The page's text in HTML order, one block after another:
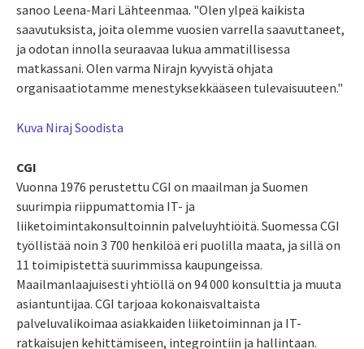
sanoo Leena-Mari Lähteenmaa. "Olen ylpeä kaikista
saavutuksista, joita olemme vuosien varrella saavuttaneet,
ja odotan innolla seuraavaa lukua ammatillisessa
matkassani. Olen varma Nirajn kyvyistä ohjata
organisaatiotamme menestyksekkääseen tulevaisuuteen."
Kuva Niraj Soodista
CGI
Vuonna 1976 perustettu CGI on maailman ja Suomen
suurimpia riippumattomia IT- ja
liiketoimintakonsultoinnin palveluyhtiöitä. Suomessa CGI
työllistää noin 3 700 henkilöä eri puolilla maata, ja sillä on
11 toimipistettä suurimmissa kaupungeissa.
Maailmanlaajuisesti yhtiöllä on 94 000 konsulttia ja muuta
asiantuntijaa. CGI tarjoaa kokonaisvaltaista
palveluvalikoimaa asiakkaiden liiketoiminnan ja IT-
ratkaisujen kehittämiseen, integrointiin ja hallintaan.